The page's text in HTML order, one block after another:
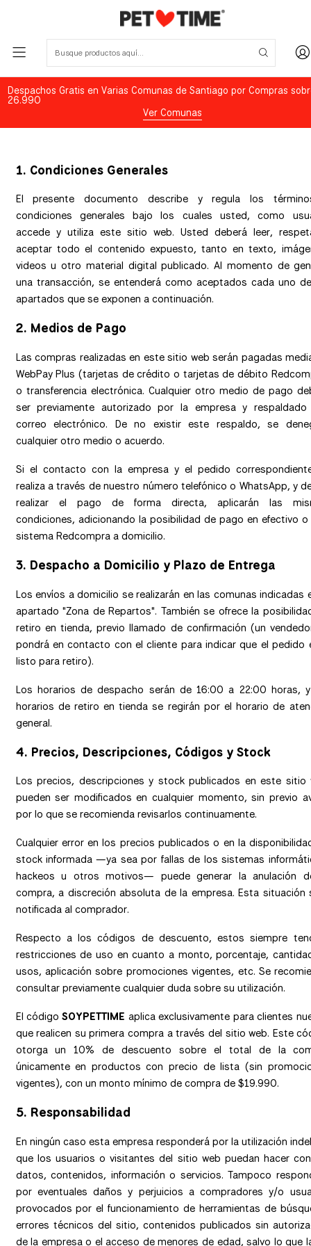
Despachos Gratis en Varias Comunas de Santiago por Compras
26.990
Ver Comunas
1. Condiciones Generales
El presente documento describe y regula los
condiciones generales bajo los cuales usted, como
accede y utiliza este sitio web. Usted deberá leer,
aceptar todo el contenido expuesto, tanto en texto,
videos u otro material digital publicado. Al momento de
una transacción, se entenderá como aceptados cada uno
apartados que se exponen a continuación.
2. Medios de Pago
Las compras realizadas en este sitio web serán pagadas
WebPay Plus (tarjetas de crédito o tarjetas de débito
o transferencia electrónica. Cualquier otro medio de pago
ser previamente autorizado por la empresa y
correo electrónico. De no existir este respaldo, se
cualquier otro medio o acuerdo.
Si el contacto con la empresa y el pedido
realiza a través de nuestro número telefónico o WhatsApp, y
realizar el pago de forma directa, aplicarán las
condiciones, adicionando la posibilidad de pago en efectivo
sistema Redcompra a domicilio.
3. Despacho a Domicilio y Plazo de Entrega
Los envíos a domicilio se realizarán en las comunas indicadas
apartado "Zona de Repartos". También se ofrece la
retiro en tienda, previo llamado de confirmación (un
pondrá en contacto con el cliente para indicar que el pedido
listo para retiro).
Los horarios de despacho serán de 16:00 a 22:00 horas,
horarios de retiro en tienda se regirán por el horario de
general.
4. Precios, Descripciones, Códigos y Stock
Los precios, descripciones y stock publicados en este sitio
pueden ser modificados en cualquier momento, sin previo
por lo que se recomienda revisarlos continuamente.
Cualquier error en los precios publicados o en la
stock informada —ya sea por fallas de los sistemas
hackeos u otros motivos— puede generar la anulación
compra, a discreción absoluta de la empresa. Esta situación
notificada al comprador.
Respecto a los códigos de descuento, estos siempre
restricciones de uso en cuanto a monto, porcentaje,
usos, aplicación sobre promociones vigentes, etc. Se
consultar previamente cualquier duda sobre su utilización.
El códigoSOYPETTIME aplica exclusivamente para clientes
que realicen su primera compra a través del sitio web. Este
otorga un 10% de descuento sobre el total de la
únicamente en productos con precio de lista (sin
vigentes), con un monto mínimo de compra de $19.990.
5. Responsabilidad
En ningún caso esta empresa responderá por la utilización
que los usuarios o visitantes del sitio web puedan hacer
datos, contenidos, información o servicios. Tampoco
por eventuales daños y perjuicios a compradores y/o
provocados por el funcionamiento de herramientas de
errores técnicos del sitio, contenidos publicados sin
de la empresa o el acceso de menores de edad, salvo lo que